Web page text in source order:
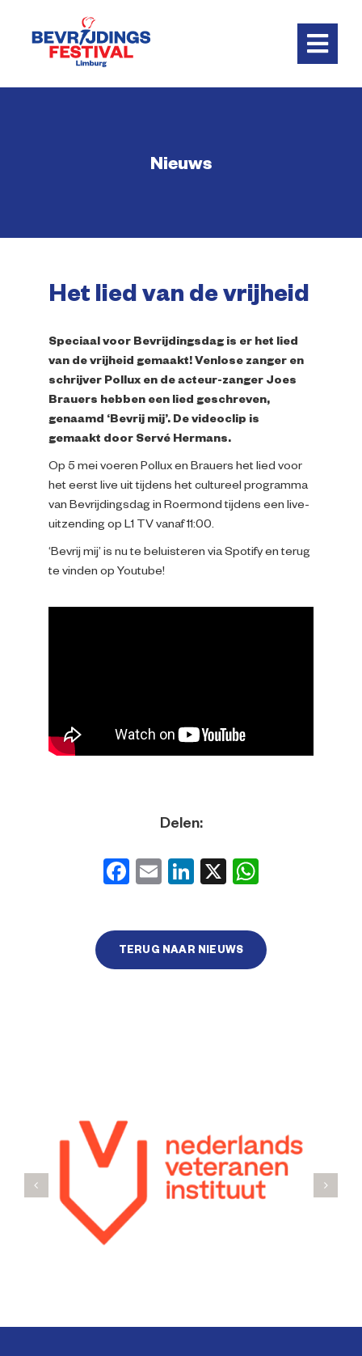
content
Impressie
Nieuws
Het lied van de vrijheid
Speciaal voor Bevrijdingsdag is er het lied
van de vrijheid gemaakt! Venlose zanger en
schrijver Pollux en de acteur-zanger Joes
Brauers hebben een lied geschreven,
genaamd ‘Bevrij mij’. De videoclip is
gemaakt door Servé Hermans.
Op 5 mei voeren Pollux en Brauers het lied voor
het eerst live uit tijdens het cultureel programma
van Bevrijdingsdag in Roermond tijdens een live-
uitzending op L1 TV vanaf 11:00.
‘Bevrij mij’ is nu te beluisteren via Spotify en terug
te vinden op Youtube!
Delen:
Facebook
EmailLinkedIn
X
TERUG NAAR NIEUWS